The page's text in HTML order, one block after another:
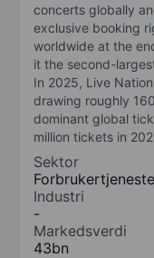
concerts globally
exclusive booking
worldwide at the
it the second-
In 2025, Live
drawing roughly
dominant global
million tickets in
Sektor
Industri
-
Markedsverdi
43bn